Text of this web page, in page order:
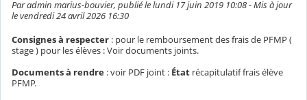
Par admin marius-bouvier, publié le lundi 17 juin 2019 10:08 - Mis à jour
le vendredi 24 avril 2026 16:30
Consignes à respecter : pour le remboursement des frais de PFMP (
stage ) pour les élèves : Voir documents joints.
Documents à rendre : voir PDF joint : État récapitulatif frais élève
PFMP.